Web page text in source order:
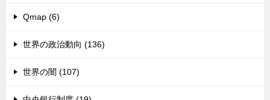
Qmap (6)
世界の政治動向 (136)
世界の闇 (107)